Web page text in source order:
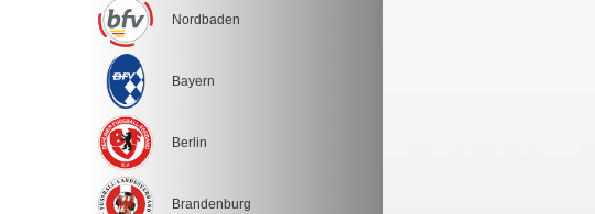
Nordbaden
Bayern
Berlin
Brandenburg